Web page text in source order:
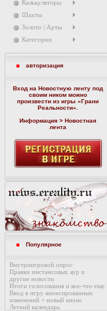
Калькуляторы
Шахты
Золото | Арты
Категории
авторизация
Вход на Новостную ленту под
своим ником можно
произвести из игры «Грани
Реальности».
Информация > Новостная
лента
Популярное
Внутриигровой опрос
Правки инстансовых аур и
другие новости
Итоги голосования и кое-что еще
Ввод в игру анонсированных
изменений + новый анонс
Летний календарь